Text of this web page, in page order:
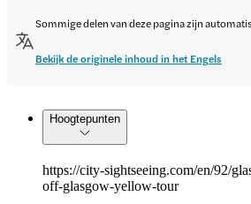
Sommige delen van deze pagina zijn
Bekijk de originele inhoud in het Engels
Hoogtepunten
https://city-sightseeing.com/en/92/
off-glasgow-yellow-tour